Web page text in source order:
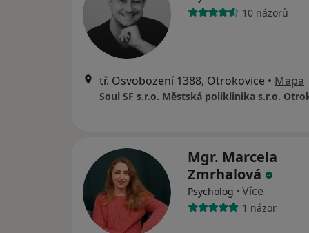
10 názorů
tř. Osvobození 1388, Otrokovice • Mapa
Soul SF s.r.o. Městská poliklinika s.r.o.
Mgr. Marcela
Zmrhalová
Psycholog · Více
1 názor